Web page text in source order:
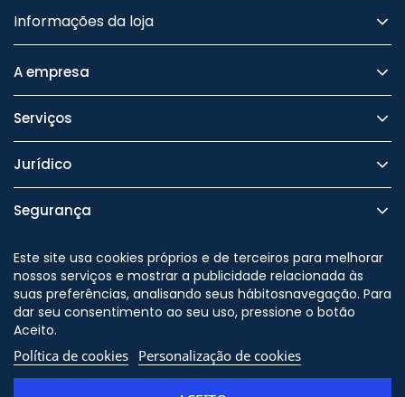
Informações da loja
A empresa
Serviços
Jurídico
Segurança
Este site usa cookies próprios e de terceiros para melhorar
nossos serviços e mostrar a publicidade relacionada às
suas preferências, analisando seus hábitosnavegação. Para
dar seu consentimento ao seu uso, pressione o botão
Aceito.
Política de cookies Personalização de cookies
Nos siga no